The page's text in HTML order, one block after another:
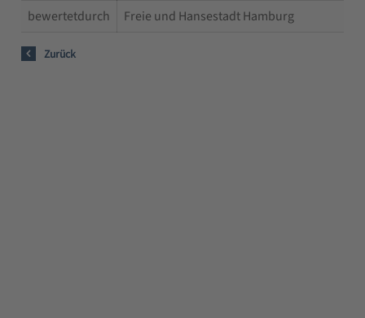
bewertetdurch
Freie und Hansestadt Hamburg
Zurück